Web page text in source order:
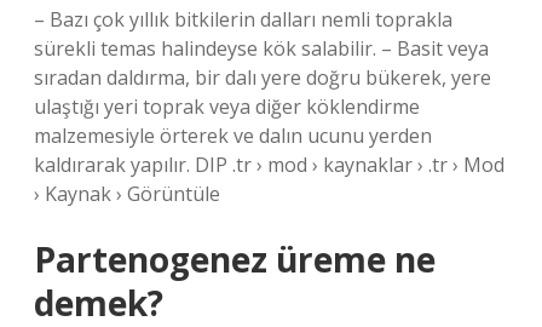
– Bazı çok yıllık bitkilerin dalları nemli toprakla
sürekli temas halindeyse kök salabilir. – Basit veya
sıradan daldırma, bir dalı yere doğru bükerek, yere
ulaştığı yeri toprak veya diğer köklendirme
malzemesiyle örterek ve dalın ucunu yerden
kaldırarak yapılır. DIP .tr › mod › kaynaklar › .tr › Mod
› Kaynak › Görüntüle
Partenogenez üreme ne
demek?